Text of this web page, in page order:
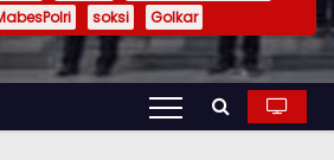
soksi Golkar